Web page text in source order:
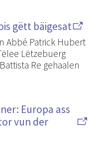
gëtt bäigesat
Abbé Patrick Hubert
Lëtzebuerg
Re gehaalen
Europa ass
vun der